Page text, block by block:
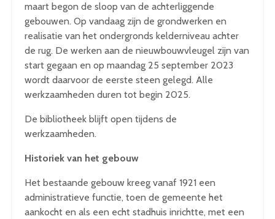
maart begon de sloop van de achterliggende
gebouwen. Op vandaag zijn de grondwerken en
realisatie van het ondergronds kelderniveau achter
de rug. De werken aan de nieuwbouwvleugel zijn van
start gegaan en op maandag 25 september 2023
wordt daarvoor de eerste steen gelegd. Alle
werkzaamheden duren tot begin 2025.
De bibliotheek blijft open tijdens de
werkzaamheden.
Historiek van het gebouw
Het bestaande gebouw kreeg vanaf 1921 een
administratieve functie, toen de gemeente het
aankocht en als een echt stadhuis inrichtte, met een